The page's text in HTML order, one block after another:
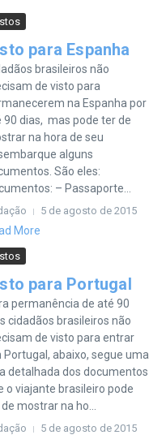
para Espanha
brasileiros não
de visto para
na Espanha por
90 dias, mas pode ter de
na hora de seu
alguns
São eles:
– Passaporte...
5 de agosto de 2015
More
para Portugal
permanência de até 90
cidadãos brasileiros não
de visto para entrar
Portugal, abaixo, segue uma
detalhada dos documentos
o viajante brasileiro pode
mostrar na ho...
5 de agosto de 2015